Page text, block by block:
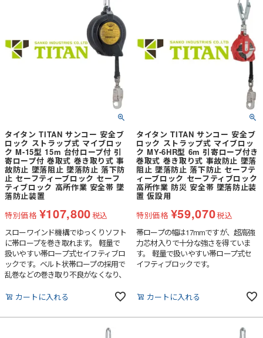
タイタン TITAN サンコー 安全ブ
ロック ストラップ式 マイブロッ
ク M-15型 15m 台付ロープ付 引
寄ロープ付 巻取式 巻き取り式 事
故防止 墜落阻止 墜落防止 落下防
止 セーフティーブロック セーフ
ティブロック 高所作業 安全帯 墜
落防止装置
特別価格 ¥107,800税込
スローワインド機構でゆっくりソフト
に帯ロープを巻き取れます。 軽量で
扱いやすい帯ロープ式セイフティブロ
ックです。ベルト状帯ロープの採用で
乱巻などの巻き取り不良がなくなり、
物や積荷などに触れても、ワイヤロー
ん。
カートに入れる
タイタン TITAN サンコー 安全ブ
ロック ストラップ式 マイブロッ
ク MY-6HR型 6m 引寄ロープ付き
巻取式 巻き取り式 事故防止 墜落
阻止 墜落防止 落下防止 セーフテ
ィーブロック セーフティブロック
高所作業 防災 安全帯 墜落防止装
置 仮設用
特別価格 ¥59,070税込
帯ロープの幅は17mmですが、超高強
力芯材入りで十分な強さを得ていま
す。 軽量で扱いやすい帯ロープ式セ
イフティブロックです。
カートに入れる